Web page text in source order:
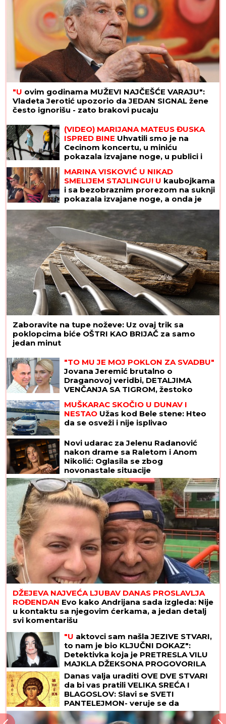
"U ovim godinama MUŽEVI NAJČEŠĆE VARAJU":
Vladeta Jerotić upozorio da JEDAN SIGNAL žene
često ignorišu - zato brakovi pucaju
(VIDEO) MARIJANA MATEUS ĐUSKA
ISPRED BINE Uhvatili smo je na
Cecinom koncertu, u miniću
pokazala izvajane noge, u publici i
ova poznata pevačica uživa sa
mužem
MARINA VISKOVIĆ U NIKAD
SMELIJEM STAJLINGU! U kaubojkama
i sa bezobraznim prorezom na suknji
pokazala izvajane noge, a onda je
sevnulo i više nego što je planirala
Zaboravite na tupe noževe: Uz ovaj trik sa
poklopcima biće OŠTRI KAO BRIJAČ za samo
jedan minut
"TO MU JE MOJ POKLON ZA SVADBU"
Jovana Jeremić brutalno o
Draganovoj veridbi, DETALJIMA
VENČANJA SA TIGROM, žestoko
preti:"Nisam ušla u pekaru da pravim
kiflice" (VIDEO)
MUŠKARAC SKOČIO U DUNAV I
NESTAO Užas kod Bele stene: Hteo
da se osveži i nije isplivao
Novi udarac za Jelenu Radanović
nakon drame sa Raletom i Anom
Nikolić: Oglasila se zbog
novonastale situacije
DŽEJEVA NAJVEĆA LJUBAV DANAS PROSLAVLJA
ROĐENDAN Evo kako Andrijana sada izgleda: Nije
u kontaktu sa njegovim ćerkama, a jedan detalj
svi komentarišu
"U aktovci sam našla JEZIVE STVARI,
to nam je bio KLJUČNI DOKAZ":
Detektivka koja je PRETRESLA VILU
MAJKLA DŽEKSONA PROGOVORILA
posle 23 godine - "U kupatilu su bila
TAJNA VRATA"
Danas valja uraditi OVE DVE STVARI
da bi vas pratili VELIKA SREĆA I
BLAGOSLOV: Slavi se SVETI
PANTELEJMON- veruje se da
NJEGOVE MOŠTI imaju isceljiteljske
moći